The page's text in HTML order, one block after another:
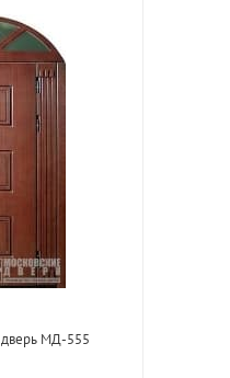
дверь МД-555